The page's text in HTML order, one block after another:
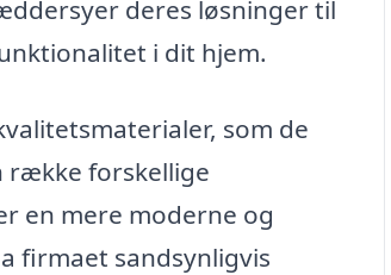
deres løsninger til
i dit hjem.
som de
række forskellige
en mere moderne og
firmaet sandsynligvis